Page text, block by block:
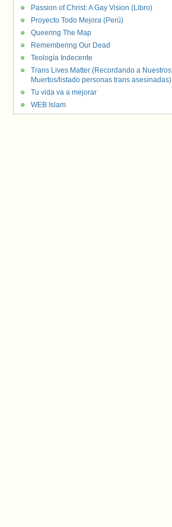
Passion of Christ: A Gay Vision (Libro)
Proyecto Todo Mejora (Perú)
Queering The Map
Remembering Our Dead
Teología Indecente
Trans Lives Matter (Recordando a Nuestros
Muertos/listado personas trans asesinadas)
Tu vida va a mejorar
WEB Islam